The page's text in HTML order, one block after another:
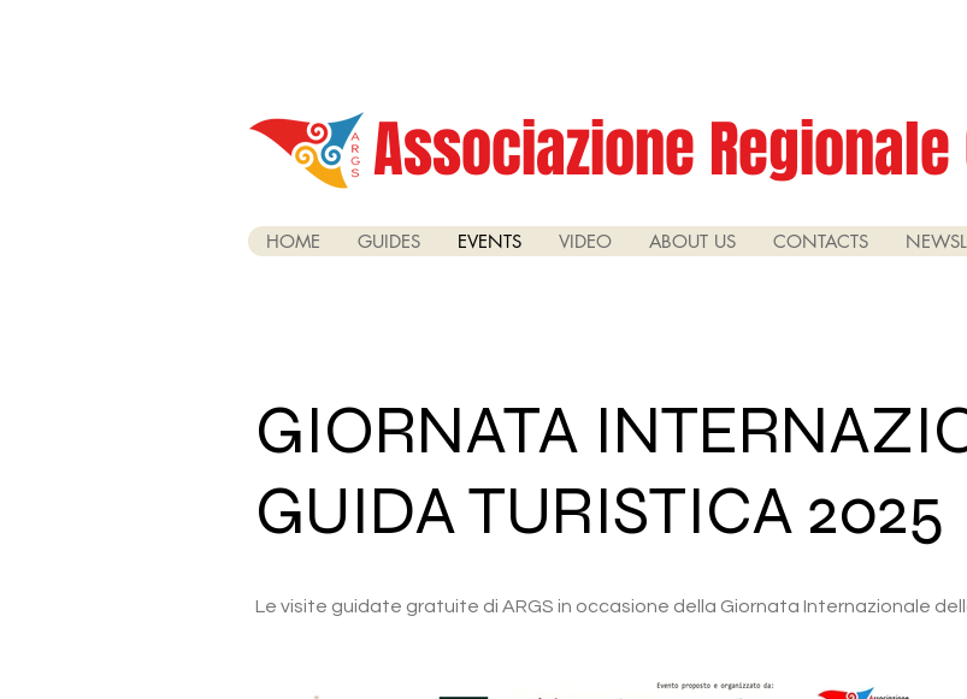
Associazione
HOME GUIDES EVENTS VIDEO ABOUT US CONTACTS
GIORNATA
GUIDA TURISTICA 2025
Le visite guidate gratuite di ARGS in occasione della Giornata Internazionale